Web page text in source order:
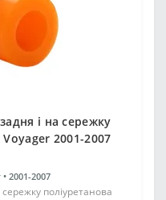
і на сережку
2001-2007
2001-2007
поліуретанова